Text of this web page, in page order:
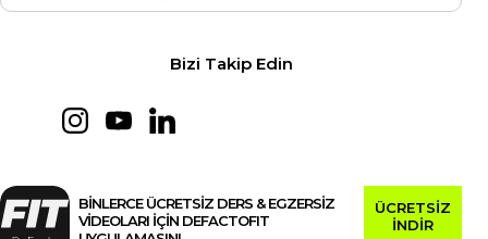
Bizi Takip Edin
BİNLERCE ÜCRETSİZ DERS & EGZERSİZ
VİDEOLARI İÇİN DEFACTOFIT
ÜCRETSİZ
İNDİR